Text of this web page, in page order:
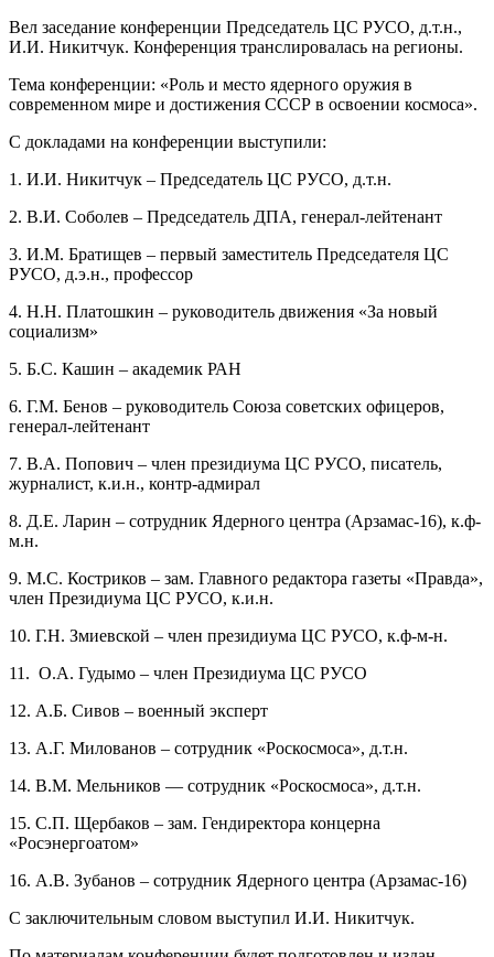
Вел заседание конференции Председатель ЦС РУСО, д.т.н.,
И.И. Никитчук. Конференция транслировалась на регионы.
Тема конференции: «Роль и место ядерного оружия в
современном мире и достижения СССР в освоении космоса».
С докладами на конференции выступили:
1. И.И. Никитчук – Председатель ЦС РУСО, д.т.н.
2. В.И. Соболев – Председатель ДПА, генерал-лейтенант
3. И.М. Братищев – первый заместитель Председателя ЦС
РУСО, д.э.н., профессор
4. Н.Н. Платошкин – руководитель движения «За новый
социализм»
5. Б.С. Кашин – академик РАН
6. Г.М. Бенов – руководитель Союза советских офицеров,
генерал-лейтенант
7. В.А. Попович – член президиума ЦС РУСО, писатель,
журналист, к.и.н., контр-адмирал
8. Д.Е. Ларин – сотрудник Ядерного центра (Арзамас-16), к.ф-
м.н.
9. М.С. Костриков – зам. Главного редактора газеты «Правда»,
член Президиума ЦС РУСО, к.и.н.
10. Г.Н. Змиевской – член президиума ЦС РУСО, к.ф-м-н.
11. О.А. Гудымо – член Президиума ЦС РУСО
12. А.Б. Сивов – военный эксперт
13. А.Г. Милованов – сотрудник «Роскосмоса», д.т.н.
14. В.М. Мельников — сотрудник «Роскосмоса», д.т.н.
15. С.П. Щербаков – зам. Гендиректора концерна
«Росэнергоатом»
16. А.В. Зубанов – сотрудник Ядерного центра (Арзамас-16)
С заключительным словом выступил И.И. Никитчук.